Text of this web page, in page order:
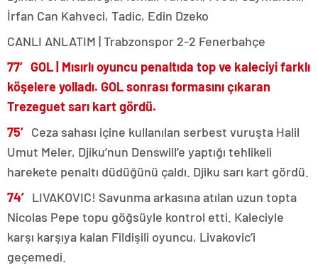
İrfan Can Kahveci, Tadic, Edin Dzeko
CANLI ANLATIM | Trabzonspor 2-2 Fenerbahçe
77′ GOL | Mısırlı oyuncu penaltıda top ve kaleciyi farklı
köşelere yolladı. GOL sonrası formasını çıkaran
Trezeguet sarı kart gördü.
75′ Ceza sahası içine kullanılan serbest vuruşta Halil
Umut Meler, Djiku’nun Denswill’e yaptığı tehlikeli
harekete penaltı düdüğünü çaldı. Djiku sarı kart gördü.
74′ LIVAKOVIC! Savunma arkasına atılan uzun topta
Nicolas Pepe topu göğsüyle kontrol etti. Kaleciyle
karşı karşıya kalan Fildişili oyuncu, Livakovic’i
geçemedi.